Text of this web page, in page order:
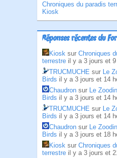
Chroniques du paradis
Kiosk
Réponses récentes du
Kiosk sur Chroniques
terrestre il y a 3 jours et 9
TRUCMUCHE sur Le
Birds il y a 3 jours et 14
Chaudron sur Le
Birds il y a 3 jours et 14
TRUCMUCHE sur Le
Birds il y a 3 jours et 14
Chaudron sur Le
Birds il y a 3 jours et 18
Kiosk sur Chroniques
terrestre il y a 3 jours et